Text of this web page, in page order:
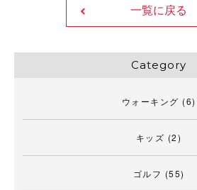
一覧に戻る
Category
ウォーキング (6)
キッズ (2)
ゴルフ (55)